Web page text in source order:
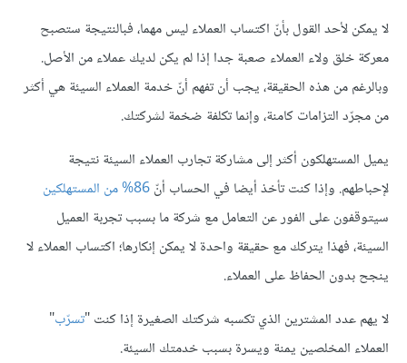
لا يمكن لأحد القول بأنّ اكتساب العملاء ليس مهما، فبالنتيجة ستصبح
معركة خلق ولاء العملاء صعبة جدا إذا لم يكن لديك عملاء من الأصل.
وبالرغم من هذه الحقيقة، يجب أن تفهم أنّ خدمة العملاء السيئة هي أكثر
من مجرّد التزامات كامنة، وإنما تكلفة ضخمة لشركتك.
يميل المستهلكون أكثر إلى مشاركة تجارب العملاء السيئة نتيجة
لإحباطهم. وإذا كنت تأخذ أيضا في الحساب أنّ86% من المستهلكين
سيتوقفون على الفور عن التعامل مع شركة ما بسبب تجربة العميل
السيئة، فهذا يتركك مع حقيقة واحدة لا يمكن إنكارها؛ اكتساب العملاء لا
ينجح بدون الحفاظ على العملاء.
لا يهم عدد المشترين الذي تكسبه شركتك الصغيرة إذا كنت "تسرّب"
العملاء المخلصين يمنة ويسرة بسبب خدمتك السيئة.